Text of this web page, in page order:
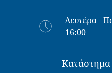
Δευτέρα -
16:00